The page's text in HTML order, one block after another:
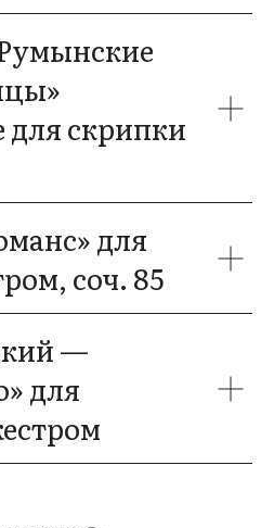
для скрипки
для
соч. 85
—
для